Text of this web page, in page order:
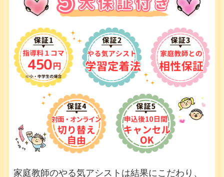
家庭教師のやる気アシストは結果にこだわり、